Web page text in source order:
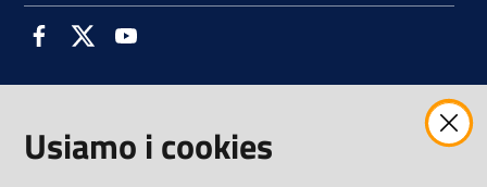
FacebookTwitter
AMMINISTRAZIONE TRASPARENTE INTERCAM S.C.A.R.L.
Usiamo i cookies